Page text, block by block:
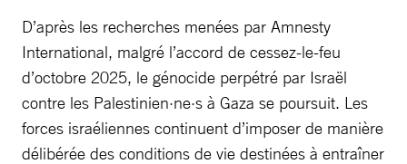
D’après les recherches menées par Amnesty
International, malgré l’accord de cessez-le-feu
d’octobre 2025, le génocide perpétré par Israël
contre les Palestinien·ne·s à Gaza se poursuit. Les
forces israéliennes continuent d’imposer de manière
délibérée des conditions de vie destinées à entraîner